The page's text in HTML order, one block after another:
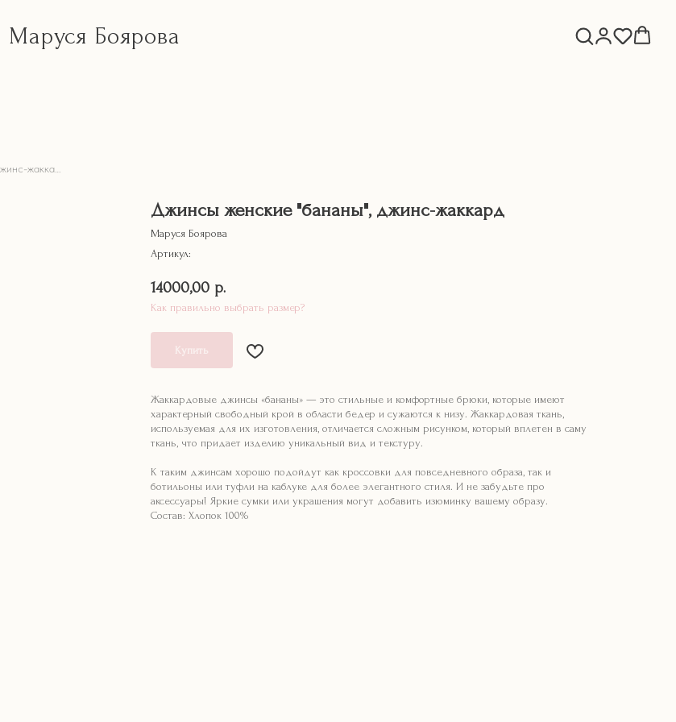
Маруся Боярова
Джинсы женские "бананы", джинс-жаккард
Маруся Боярова
Артикул:
14000,00 р.
Как правильно выбрать размер?
Купить
Жаккардовые джинсы «бананы» — это стильные и комфортные брюки, которые имеют
характерный свободный крой в области бедер и сужаются к низу. Жаккардовая ткань,
используемая для их изготовления, отличается сложным рисунком, который вплетен в саму
ткань, что придает изделию уникальный вид и текстуру.
К таким джинсам хорошо подойдут как кроссовки для повседневного образа, так и
ботильоны или туфли на каблуке для более элегантного стиля. И не забудьте про
аксессуары! Яркие сумки или украшения могут добавить изюминку вашему образу.
Состав: Хлопок 100%